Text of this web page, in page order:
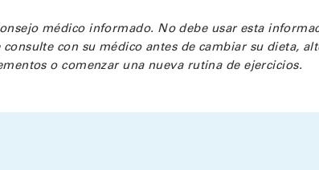
médico informado. No debe usar esta
con su médico antes de cambiar su dieta,
o comenzar una nueva rutina de ejercicios.